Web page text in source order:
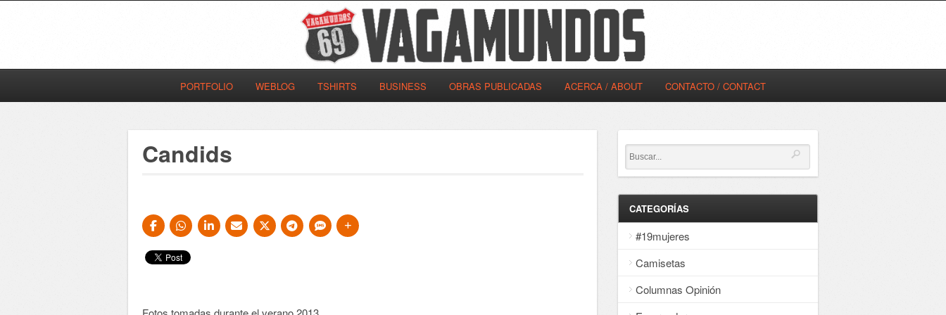
PORTFOLIO WEBLOG TSHIRTS BUSINESS OBRAS PUBLICADAS ACERCA / ABOUT CONTACTO / CONTACT
Candids
CATEGORÍAS
#19mujeres
Camisetas
Columnas Opinión